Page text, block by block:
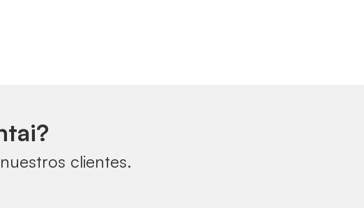
clientes.